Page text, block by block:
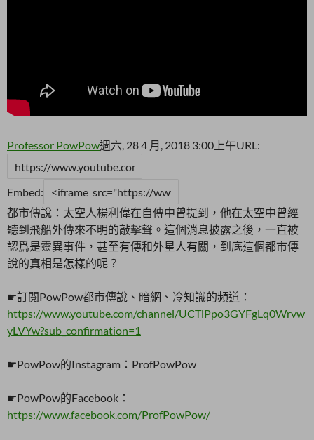
Professor PowPow週六, 28 4 月, 2018 3:00上午URL:
Embed:
都市傳說：太空人楊利偉在自傳中曾提到，他在太空中曾經
聽到飛船外傳來不明的敲擊聲。這個消息披露之後，一直被
認爲是靈異事件，甚至有傳和外星人有關，到底這個都市傳
說的真相是怎樣的呢？
☛訂閱PowPow都市傳說、暗網、冷知識的頻道：
https://www.youtube.com/channel/UCTiPpo3GYFgLq0Wrvw
yLVYw?sub_confirmation=1
☛PowPow的Instagram：ProfPowPow
☛PowPow的Facebook：
https://www.facebook.com/ProfPowPow/